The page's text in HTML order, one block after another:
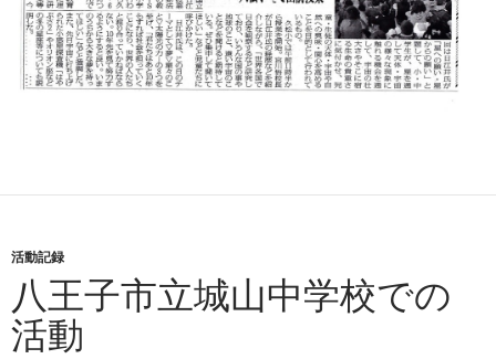
活動記録
八王子市立城山中学校での
活動